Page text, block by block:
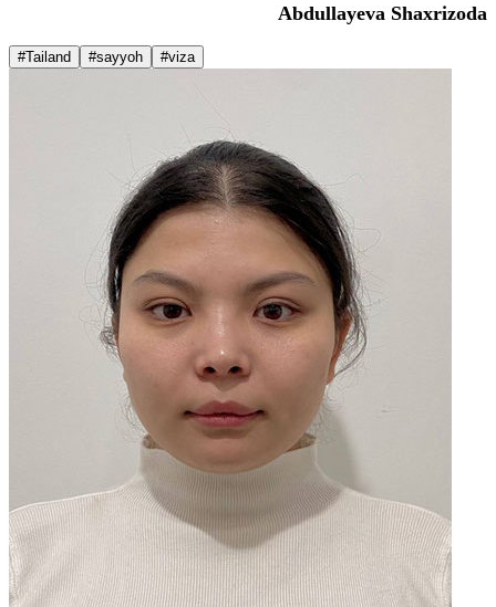
Abdullayeva Shaxrizoda
#Tailand #sayyoh #viza